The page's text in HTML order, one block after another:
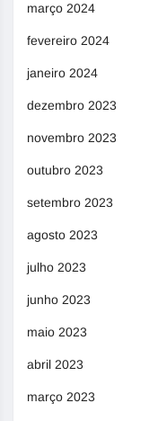
março 2024
fevereiro 2024
janeiro 2024
dezembro 2023
novembro 2023
outubro 2023
setembro 2023
agosto 2023
julho 2023
junho 2023
maio 2023
abril 2023
março 2023